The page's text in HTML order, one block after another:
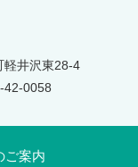
軽井沢東28-4
0058
ご案内